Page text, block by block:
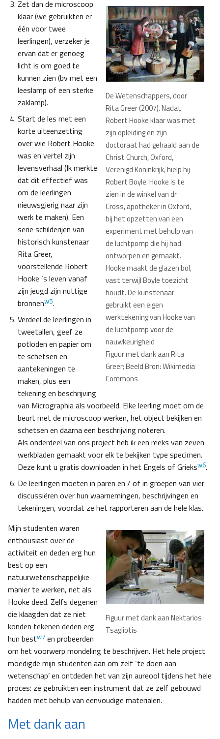
De Wetenschappers, door
Rita Greer (2007). Nadat
Robert Hooke klaar was met
zijn opleiding en zijn
doctoraat had gehaald aan de
Christ Church, Oxford,
Verenigd Koninkrijk, hielp hij
Robert Boyle. Hooke is te
zien in de winkel van dr
Cross, apotheker in Oxford,
bij het opzetten van een
experiment met behulp van
de luchtpomp die hij had
ontworpen en gemaakt.
Hooke maakt de glazen bol,
vast terwijl Boyle toezicht
houdt. De kunstenaar
gebruikt een eigen
werktekening van Hooke van
de luchtpomp voor de
nauwkeurigheid
Figuur met dank aan Rita
Greer; Beeld Bron: Wikimedia
Commons
Zet dan de microscoop
klaar (we gebruikten er
één voor twee
leerlingen), verzeker je
ervan dat er genoeg
licht is om goed te
kunnen zien (bv met een
leeslamp of een sterke
zaklamp).
Start de les met een
korte uiteenzetting
over wie Robert Hooke
was en vertel zijn
levensverhaal (Ik merkte
dat dit effectief was
om de leerlingen
nieuwsgierig naar zijn
werk te maken). Een
serie schilderijen van
historisch kunstenaar
Rita Greer,
voorstellende Robert
Hooke ‘s leven vanaf
zijn jeugd zijn nuttige
bronnenw5.
Verdeel de leerlingen in
tweetallen, geef ze
potloden en papier om
te schetsen en
aantekeningen te
maken, plus een
tekening en beschrijving
van Micrographia als voorbeeld. Elke leerling moet om de
beurt met de microscoop werken, het object bekijken en
schetsen en daarna een beschrijving noteren.
Als onderdeel van ons project heb ik een reeks van zeven
werkbladen gemaakt voor elk te bekijken type specimen.
Deze kunt u gratis downloaden in het Engels of Grieksw6.
De leerlingen moeten in paren en / of in groepen van vier
discussiëren over hun waarnemingen, beschrijvingen en
tekeningen, voordat ze het rapporteren aan de hele klas.
Figuur met dank aan Nektarios
Tsagliotis
Mijn studenten waren
enthousiast over de
activiteit en deden erg hun
best op een
natuurwetenschappelijke
manier te werken, net als
Hooke deed. Zelfs degenen
die klaagden dat ze niet
konden tekenen deden erg
hun bestw7 en probeerden
om het voorwerp mondeling te beschrijven. Het hele project
moedigde mijn studenten aan om zelf ‘te doen aan
wetenschap’ en ontdeden het van zijn aureool tijdens het hele
proces: ze gebruikten een instrument dat ze zelf gebouwd
hadden met behulp van eenvoudige materialen.
Met dank aan